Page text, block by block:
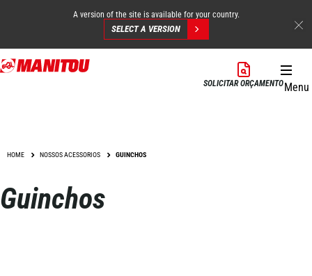
Skip
to
A version of the site is available for your country.
SELECT A VERSION
SOLICITAR ORÇAMENTOMenu
HOME NOSSOS ACESSORIOS GUINCHOS
Guinchos